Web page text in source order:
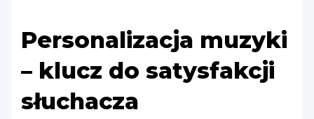
Personalizacja muzyki
– klucz do satysfakcji
słuchacza